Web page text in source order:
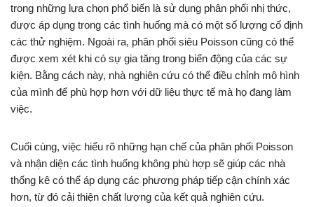
trong những lựa chọn phổ biến là sử dụng phân phối nhị thức,
được áp dụng trong các tình huống mà có một số lượng cố định
các thử nghiệm. Ngoài ra, phân phối siêu Poisson cũng có thể
được xem xét khi có sự gia tăng trong biến động của các sự
kiện. Bằng cách này, nhà nghiên cứu có thể điều chỉnh mô hình
của mình để phù hợp hơn với dữ liệu thực tế mà họ đang làm
việc.
Cuối cùng, việc hiểu rõ những hạn chế của phân phối Poisson
và nhận diện các tình huống không phù hợp sẽ giúp các nhà
thống kê có thể áp dụng các phương pháp tiếp cận chính xác
hơn, từ đó cải thiện chất lượng của kết quả nghiên cứu.